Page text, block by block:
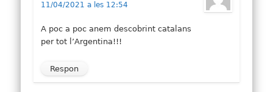
11/04/2021 a les 12:54
A poc a poc anem descobrint catalans
per tot l’Argentina!!!
Respon